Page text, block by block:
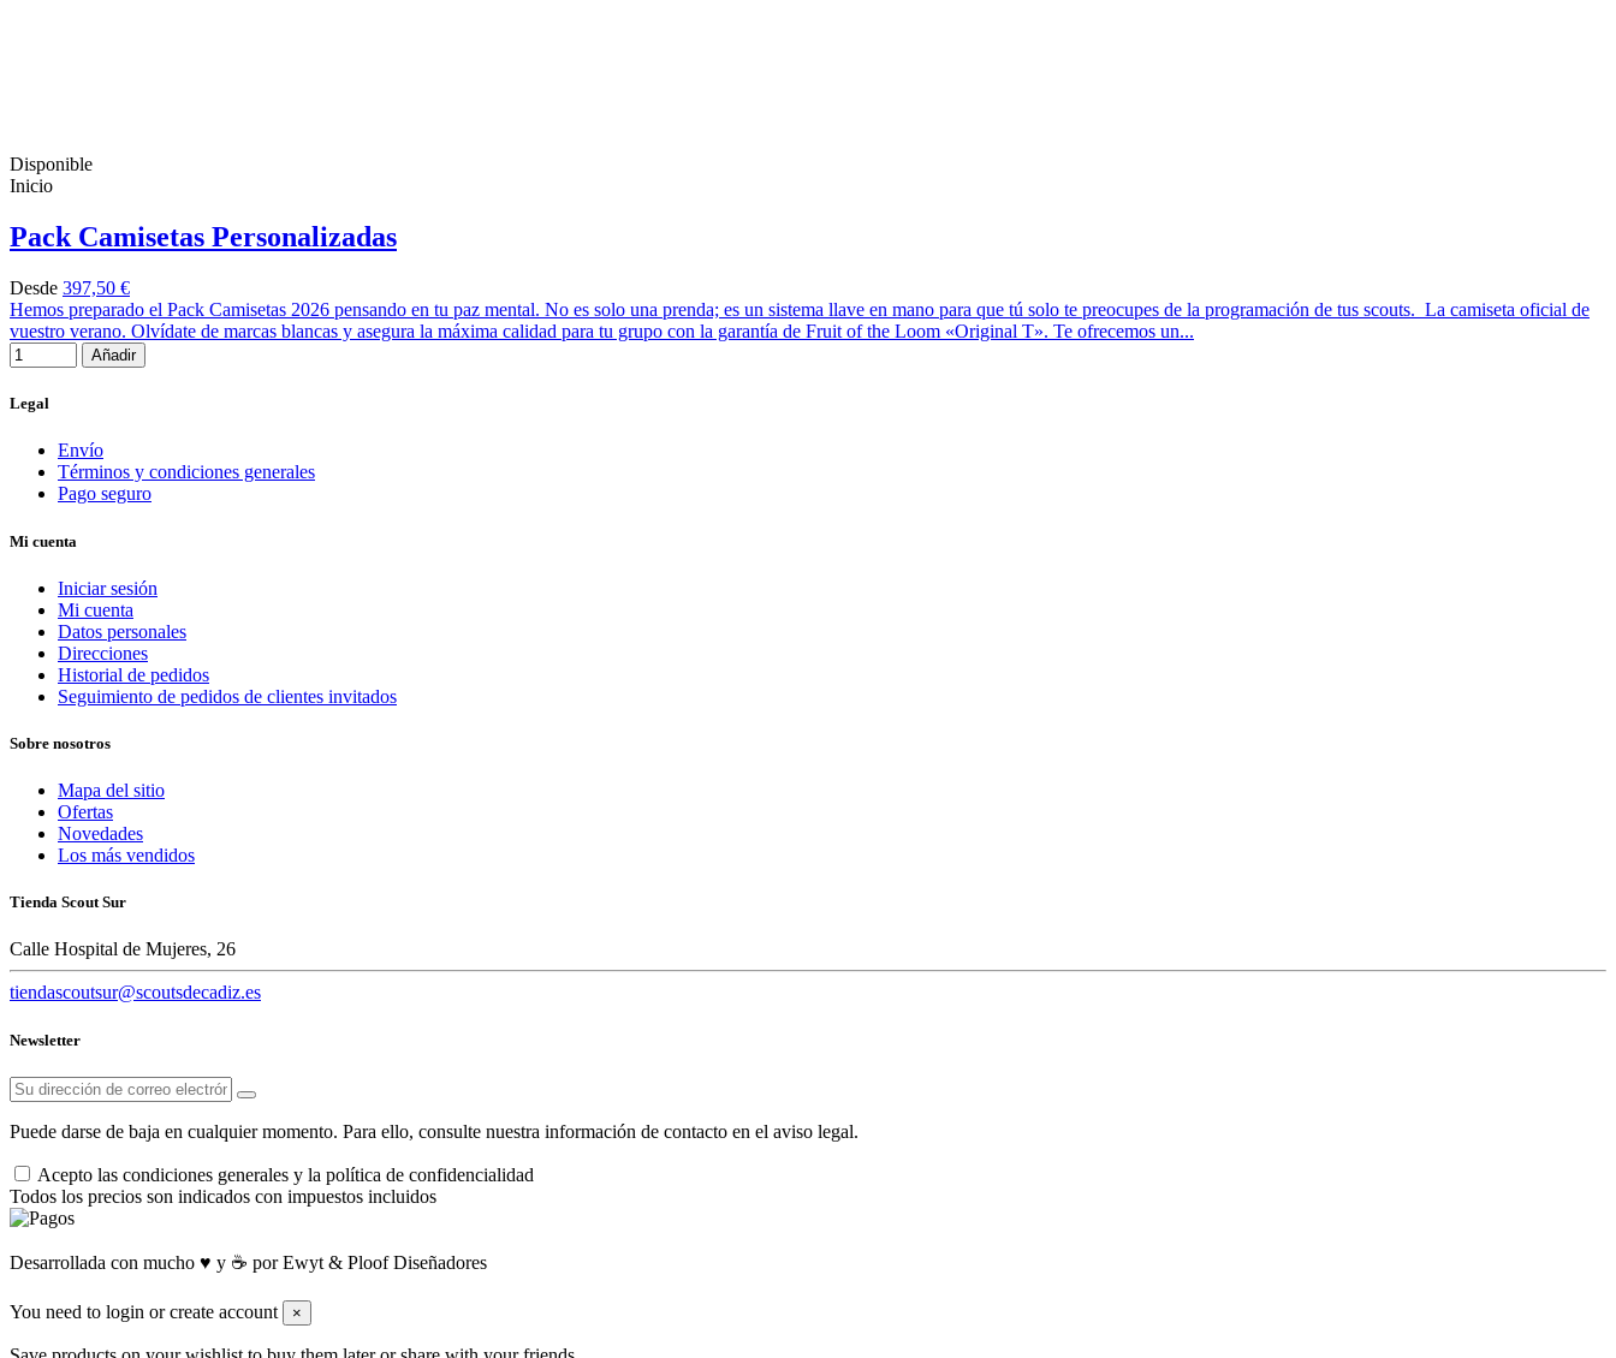
Disponible
Inicio
Pack Camisetas Personalizadas
Desde 397,50 €
Hemos preparado el Pack Camisetas 2026 pensando en tu paz mental. No es solo una prenda; es un sistema llave en mano para que tú solo te preocupes de la programación de tus scouts. La camiseta oficial de
vuestro verano. Olvídate de marcas blancas y asegura la máxima calidad para tu grupo con la garantía de Fruit of the Loom «Original T». Te ofrecemos un...
Añadir
Legal
Envío
Términos y condiciones generales
Pago seguro
Mi cuenta
Iniciar sesión
Mi cuenta
Datos personales
Direcciones
Historial de pedidos
Seguimiento de pedidos de clientes invitados
Sobre nosotros
Mapa del sitio
Ofertas
Novedades
Los más vendidos
Tienda Scout Sur
Calle Hospital de Mujeres, 26
tiendascoutsur@scoutsdecadiz.es
Newsletter
Puede darse de baja en cualquier momento. Para ello, consulte nuestra información de contacto en el aviso legal.
Acepto las condiciones generales y la política de confidencialidad
Todos los precios son indicados con impuestos incluidos
Desarrollada con mucho ♥️ y ☕ por Ewyt & Ploof Diseñadores
You need to login or create account ×